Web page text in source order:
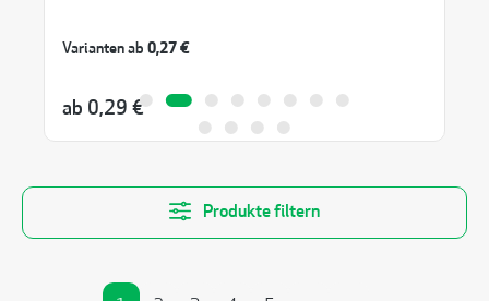
Varianten ab 0,27 €
ab 0,29 €
Produkte filtern